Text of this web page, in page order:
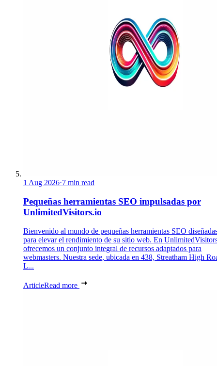
1 Aug 2026·7 min read
Pequeñas herramientas SEO impulsadas por
UnlimitedVisitors.io
Bienvenido al mundo de pequeñas herramientas SEO
para elevar el rendimiento de su sitio web. En
ofrecemos un conjunto integral de recursos adaptados para
webmasters. Nuestra sede, ubicada en 438, Streatham High
L...
ArticleRead more